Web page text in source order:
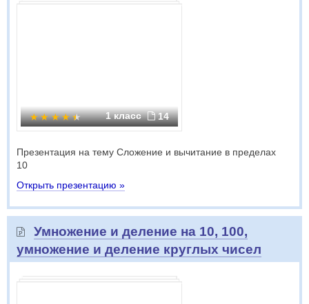
1 класс 14
Презентация на тему Сложение и вычитание в пределах
10
Открыть презентацию »
Умножение и деление на 10, 100,
умножение и деление круглых чисел